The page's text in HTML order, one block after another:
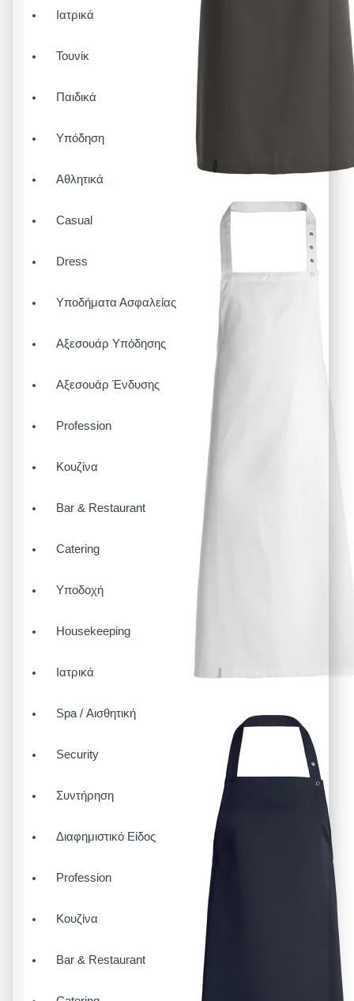
Ιατρικά
Τουνίκ
Παιδικά
Υπόδηση
Αθλητικά
Casual
Dress
Υποδήματα Ασφαλείας
Αξεσουάρ Υπόδησης
Αξεσουάρ Ένδυσης
Profession
Κουζίνα
Bar & Restaurant
Catering
Υποδοχή
Housekeeping
Ιατρικά
Spa / Αισθητική
Security
Συντήρηση
Διαφημιστικό Είδος
Profession
Κουζίνα
Bar & Restaurant